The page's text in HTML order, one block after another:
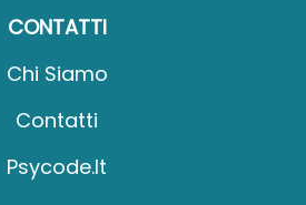
CONTATTI
Chi Siamo
Contatti
Psycode.it